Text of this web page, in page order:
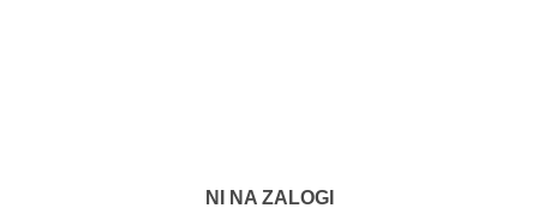
NI NA ZALOGI